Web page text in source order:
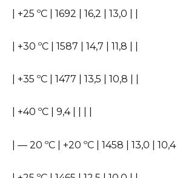
| +25 ºС | 1692 | 16,2 | 13,0 | |
| +30 ºС | 1587 | 14,7 | 11,8 | |
| +35 ºС | 1477 | 13,5 | 10,8 | |
| +40 ºС | 9,4 | | | |
| — 20 ºС | +20 ºС | 1458 | 13,0 | 10,4 |